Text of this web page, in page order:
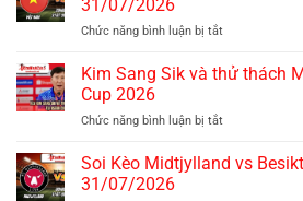
tại
31/07/2026
Chức năng bình luận bị tắt
Kèo
20h00
Kim Sang Sik và thử thách
Cup 2026
Chức năng bình luận bị tắt
Sang
Soi Kèo Midtjylland vs
31/07/2026